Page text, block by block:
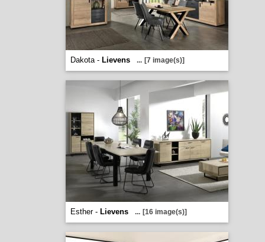
Dakota - Lievens ... [7 image(s)]
Esther - Lievens ... [16 image(s)]